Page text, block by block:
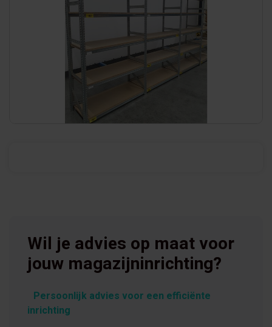
Wil je advies op maat voor
jouw magazijninrichting?
Persoonlijk advies voor een efficiënte
inrichting